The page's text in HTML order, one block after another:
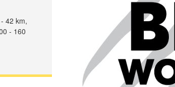
42 km,
- 160